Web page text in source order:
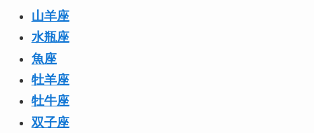
山羊座
水瓶座
魚座
牡羊座
牡牛座
双子座